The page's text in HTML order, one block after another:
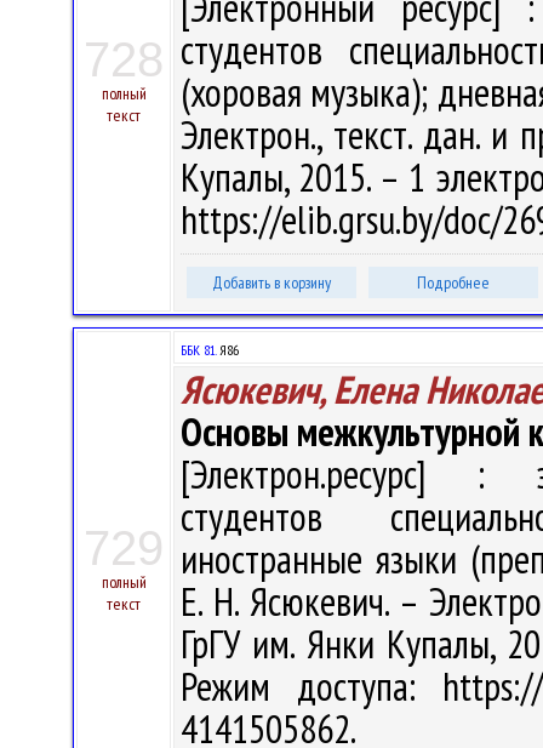
728
полный
текст
студентов
(хоровая музыка);
Электрон., текст. дан. и
Купалы, 2015. – 1
https://elib.grsu.by/doc/
Добавить в корзину Подробнее
729
полный
текст
ББК 81.Я86
Ясюкевич, Елена
Основы межкультурной
[Электрон.ресурс] :
студентов
иностранные языки
Е. Н. Ясюкевич. –
ГрГУ им. Янки Купалы,
Режим доступа:
4141505862.